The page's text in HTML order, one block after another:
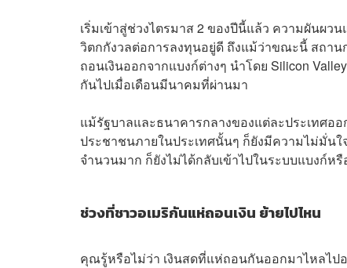
เริ่มเข้าสู่ช่วงไตรมาส 2 ของปีนี้แล้ว ความผันผว
วิตกกังวลต่อการลงทุนอยู่ดี ถึงแม้ว่าขณะนี้ สถา
ถอนเงินออกจากแบงก์ต่างๆ นำโดย Silicon
กันไปเมื่อเดือนมีนาคมที่ผ่านมา
แม้รัฐบาลและธนาคารกลางของแต่ละประเทศอ
ประชาชนภายในประเทศนั้นๆ ก็ยังมีความไม่มั่น
จำนวนมาก ก็ยังไม่ได้กลับเข้าไปในระบบแบงก์ห
ช่วงที่ชาวอเมริกันแห่ถอนเงิน ย้ายไปไหน
คุณรู้หรือไม่ว่า เงินสดที่แห่ถอนกันออกมาไหลไป